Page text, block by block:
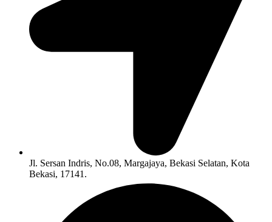
Jl. Sersan Indris, No.08, Margajaya, Bekasi Selatan, Kota
Bekasi, 17141.